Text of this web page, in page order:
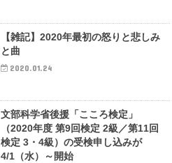
【雑記】2020年最初の怒りと悲しみ
と曲
2020.01.24
文部科学省後援「こころ検定」
（2020年度 第9回検定 2級／第11回
検定 3・4級）の受検申し込みが
4/1（水）～開始